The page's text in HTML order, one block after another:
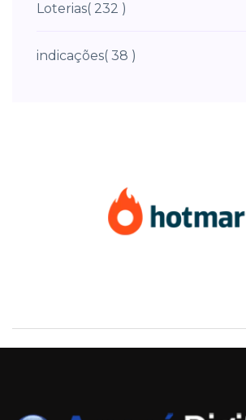
Loterias( 232 )
indicações( 38 )